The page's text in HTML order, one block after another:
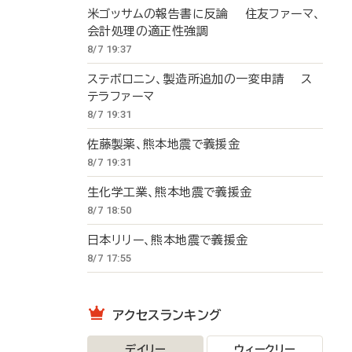
米ゴッサムの報告書に反論 住友ファーマ、
会計処理の適正性強調
8/7 19:37
ステボロニン、製造所追加の一変申請 ス
テラファーマ
8/7 19:31
佐藤製薬、熊本地震で義援金
8/7 19:31
生化学工業、熊本地震で義援金
8/7 18:50
日本リリー、熊本地震で義援金
8/7 17:55
アクセスランキング
デイリー ウィークリー